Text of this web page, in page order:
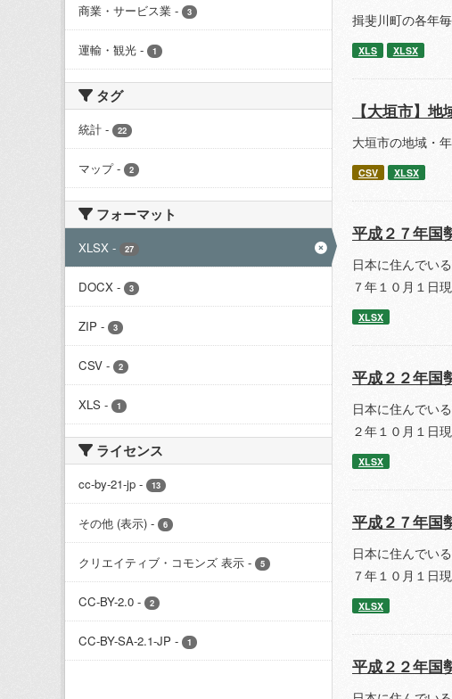
商業・サービス業 - 3
運輸・観光 - 1
タグ
統計 - 22
マップ - 2
フォーマット
XLSX - 27
DOCX - 3
ZIP - 3
CSV - 2
XLS - 1
ライセンス
cc-by-21-jp - 13
その他 (表示) - 6
クリエイティブ・コモンズ 表示 - 5
CC-BY-2.0 - 2
CC-BY-SA-2.1-JP - 1
揖斐川町の各年
XLS XLSX
【大垣市】
大垣市の地域・
CSV XLSX
平成２７年国
日本に住んでい
７年１０月１日
XLSX
平成２２年国
日本に住んでい
２年１０月１日
XLSX
平成２７年国
日本に住んでい
７年１０月１日
XLSX
平成２２年国